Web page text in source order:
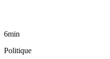
6min
Politique